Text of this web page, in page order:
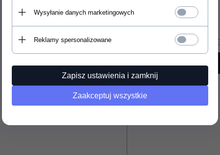
Wysyłanie danych marketingowych
Reklamy spersonalizowane
Zapisz ustawienia i zamknij
Zaakceptuj wszystkie